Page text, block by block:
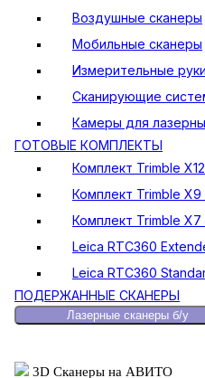
Воздушные сканеры
Мобильные сканеры
Измерительные руки
Сканирующие
Камеры для
ГОТОВЫЕ КОМПЛЕКТЫ
Комплект Trimble
Комплект Trimble X9
Комплект Trimble X7
Leica RTC360
Leica RTC360
ПОДЕРЖАННЫЕ СКАНЕРЫ
Лазерные сканеры б/у
3D Сканеры на АВИТО